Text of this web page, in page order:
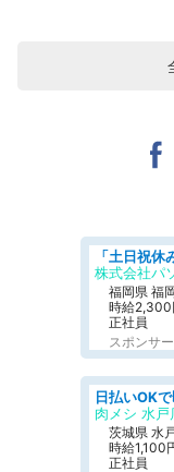
株式会社パ
福岡県 福
時給2,300
正社員
スポンサ
肉メシ 水戸
茨城県 水
時給1,100
正社員